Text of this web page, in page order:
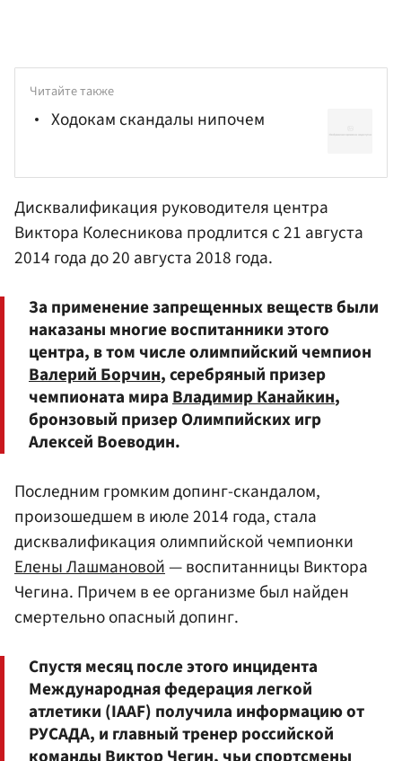
Читайте также
Ходокам скандалы нипочем
Дисквалификация руководителя центра
Виктора Колесникова продлится с 21 августа
2014 года до 20 августа 2018 года.
За применение запрещенных веществ были
наказаны многие воспитанники этого
центра, в том числе олимпийский чемпион
Валерий Борчин, серебряный призер
чемпионата мираВладимир Канайкин,
бронзовый призер Олимпийских игр
Алексей Воеводин.
Последним громким допинг-скандалом,
произошедшем в июле 2014 года, стала
дисквалификация олимпийской чемпионки
Елены Лашмановой— воспитанницы Виктора
Чегина. Причем в ее организме был найден
смертельно опасный допинг.
Спустя месяц после этого инцидента
Международная федерация легкой
атлетики (IAAF) получила информацию от
РУСАДА, и главный тренер российской